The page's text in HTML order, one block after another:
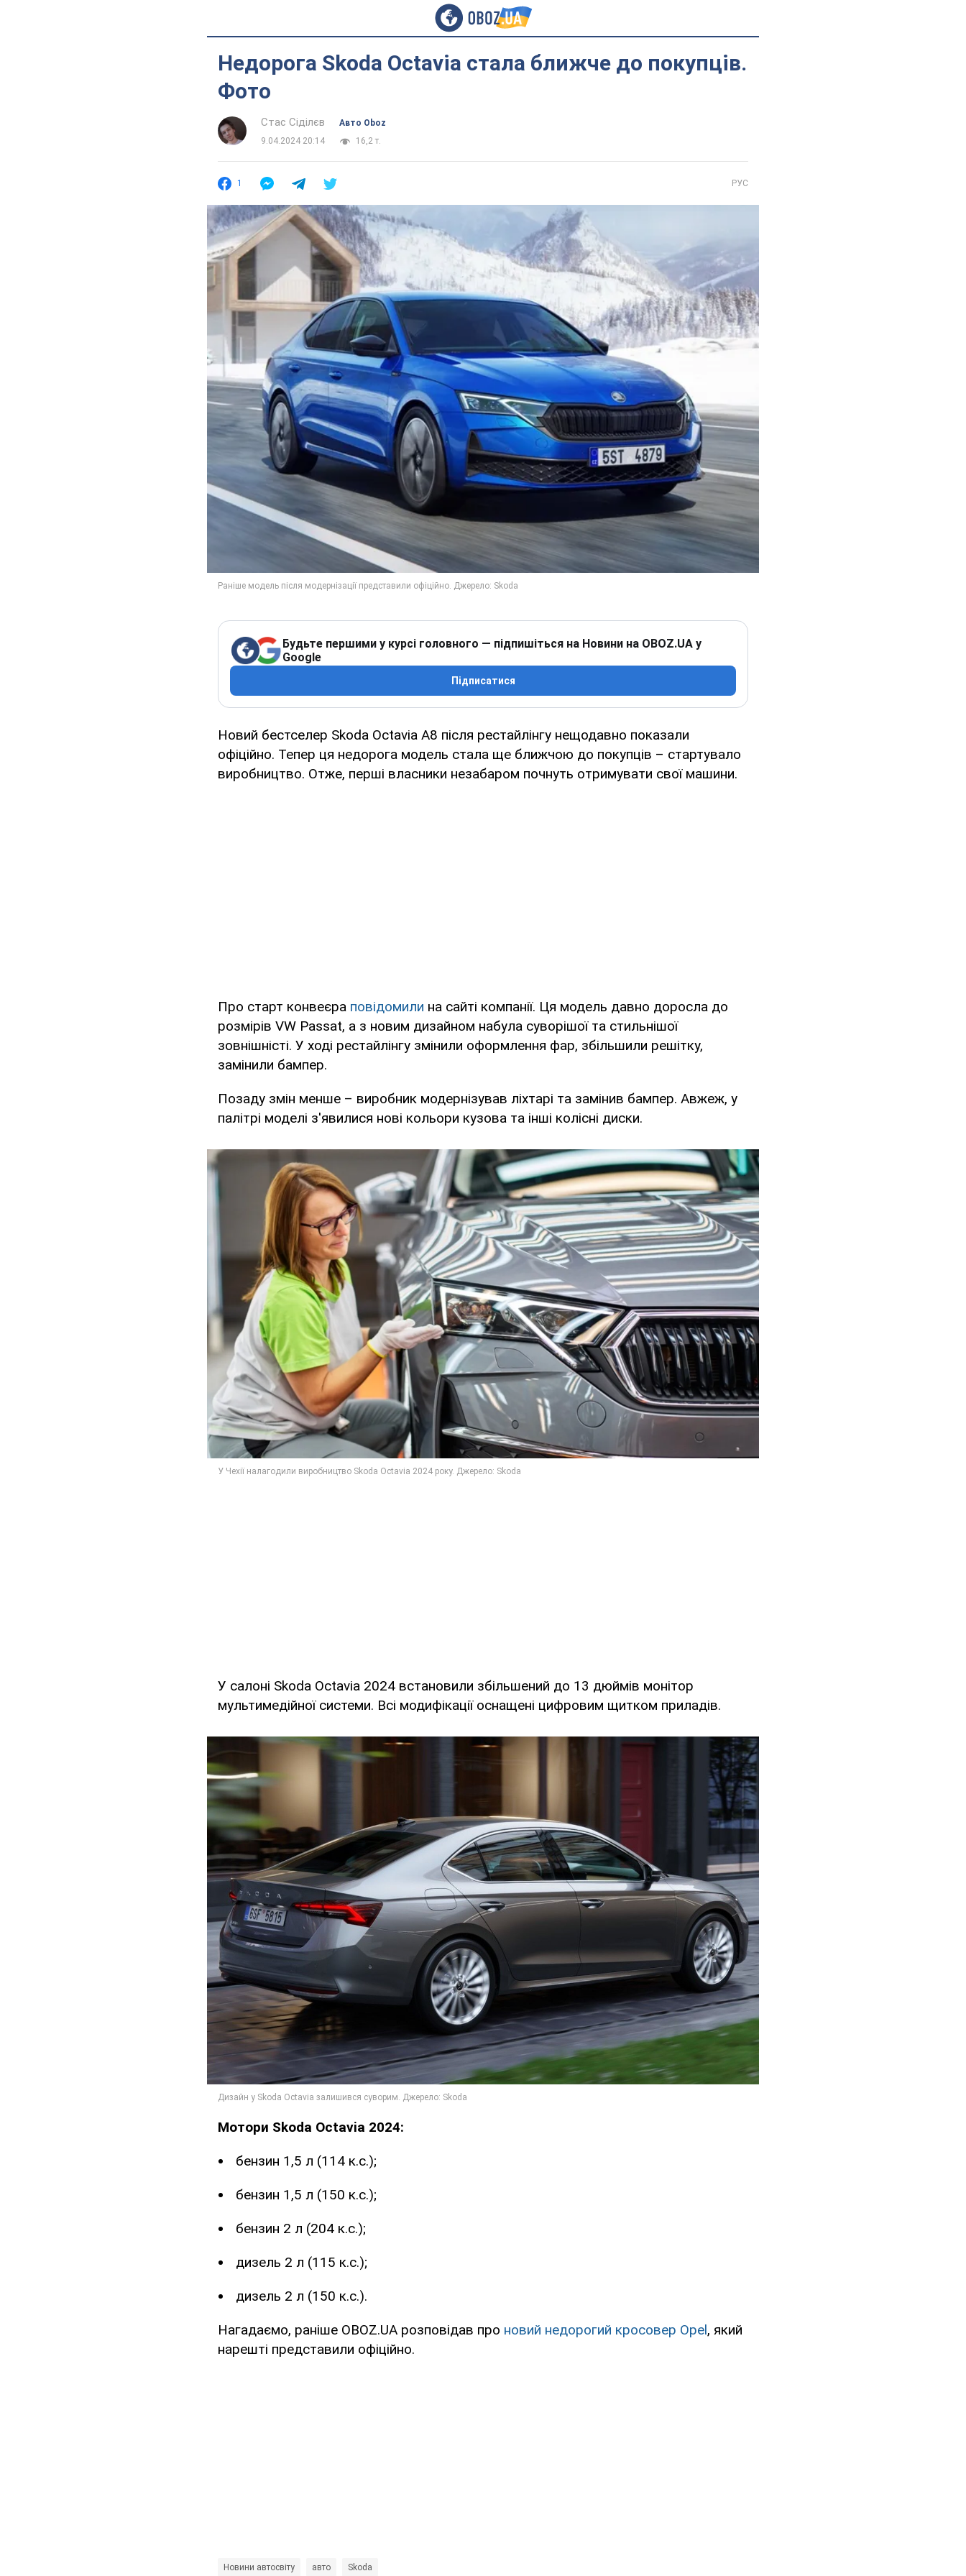
Недорога Skoda Octavia стала ближче до покупців.
Фото
Стас Сіділєв
Авто Oboz
9.04.2024 20:14
16,2 т.
1 РУС
Будьте першими у курсі головного — підпишіться на Новини на OBOZ.UA у
Google
Підписатися
Новий бестселер Skoda Octavia A8 після рестайлінгу нещодавно показали
офіційно. Тепер ця недорога модель стала ще ближчою до покупців – стартувало
виробництво. Отже, перші власники незабаром почнуть отримувати свої машини.
Про старт конвеєра повідомили на сайті компанії. Ця модель давно доросла до
розмірів VW Passat, а з новим дизайном набула суворішої та стильнішої
зовнішністі. У ході рестайлінгу змінили оформлення фар, збільшили решітку,
замінили бампер.
Позаду змін менше – виробник модернізував ліхтарі та замінив бампер. Авжеж, у
палітрі моделі з'явилися нові кольори кузова та інші колісні диски.
У салоні Skoda Octavia 2024 встановили збільшений до 13 дюймів монітор
мультимедійної системи. Всі модифікації оснащені цифровим щитком приладів.
Мотори Skoda Octavia 2024:
бензин 1,5 л (114 к.с.);
бензин 1,5 л (150 к.с.);
бензин 2 л (204 к.с.);
дизель 2 л (115 к.с.);
дизель 2 л (150 к.с.).
Нагадаємо, раніше OBOZ.UA розповідав про новий недорогий кросовер Opel, який
нарешті представили офіційно.
Новини автосвіту авто Skoda